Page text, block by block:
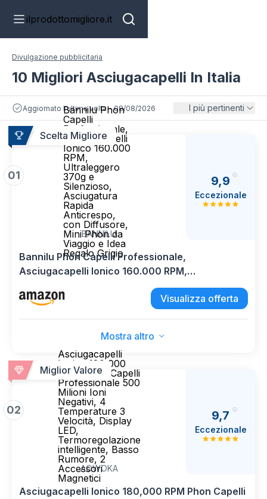
ilprodottomigliore.it
Divulgazione pubblicitaria
10 Migliori Asciugacapelli In Italia
Aggiornato l'ultima volta - 08/08/2026 I più pertinenti
Scelta Migliore
01
Bannilu Phon
Capelli
Professionale,
Asciugacapelli
Ionico 160.000
RPM,
Ultraleggero
370g e
Silenzioso,
Asciugatura
Rapida
Anticrespo,
con Diffusore,
Mini Phon da
Viaggio e Idea
Regalo Grigio
BANNILU
9,9
Eccezionale
Bannilu Phon Capelli Professionale,
Asciugacapelli Ionico 160.000 RPM,
Ultraleggero 370g e Silenzioso, Asciugatura
Rapida Anticrespo, con Diffusore, Mini Phon da
Visualizza offerta
Mostra altro
Miglior Valore
02
Asciugacapelli
Ionico 180,000
RPM Phon Capelli
Professionale 500
Milioni Ioni
Negativi, 4
Temperature 3
Velocità, Display
LED,
Termoregolazione
intelligente, Basso
Rumore, 2
Accessori
Magnetici
AOWOKA
9,7
Eccezionale
Asciugacapelli Ionico 180,000 RPM Phon Capelli